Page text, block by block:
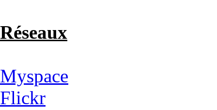
Réseaux
Myspace
Flickr